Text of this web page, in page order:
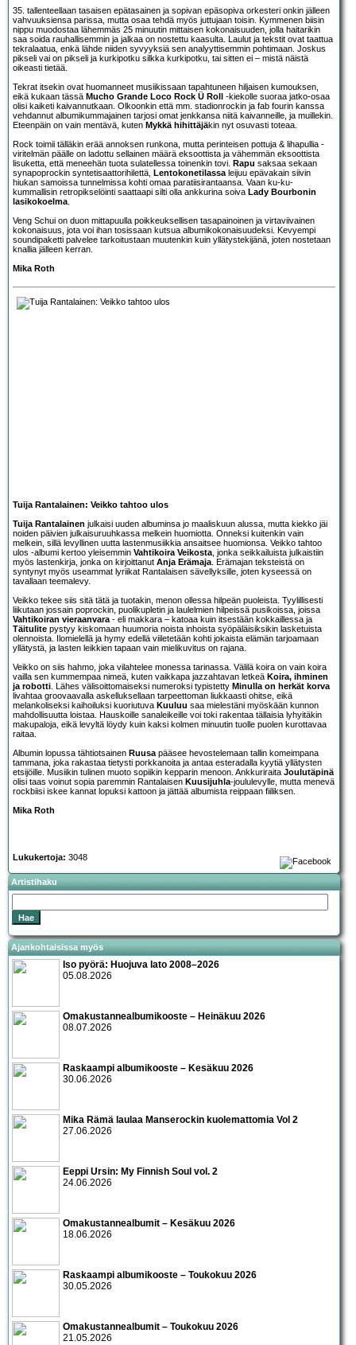
35. tallenteellaan tasaisen epätasainen ja sopivan epäsopiva orkesteri onkin jälleen
vahvuuksiensa parissa, mutta osaa tehdä myös juttujaan toisin. Kymmenen biisin
nippu muodostaa lähemmäs 25 minuutin mittaisen kokonaisuuden, jolla haitarikin
saa soida rauhallisemmin ja jalkaa on nostettu kaasulta. Laulut ja tekstit ovat taattua
tekralaatua, enkä lähde niiden syvyyksiä sen analyyttisemmin pohtimaan. Joskus
pikseli vai on pikseli ja kurkipotku silkka kurkipotku, tai sitten ei – mistä näistä
oikeasti tietää.
Tekrat itsekin ovat huomanneet musiikissaan tapahtuneen hiljaisen kumouksen,
eikä kukaan tässä Mucho Grande Loco Rock Ü Roll -kiekolle suoraa jatko-osaa
olisi kaiketi kaivannutkaan. Olkoonkin että mm. stadionrockin ja fab fourin kanssa
vehdannut albumikummajainen tarjosi omat jenkkansa niitä kaivanneille, ja muillekin.
Eteenpäin on vain mentävä, kuten Mykkä hihittäjäkin nyt osuvasti toteaa.
Rock toimii tälläkin erää annoksen runkona, mutta perinteisen pottuja & lihapullia -
viritelmän päälle on ladottu sellainen määrä eksoottista ja vähemmän eksoottista
lisuketta, että meneehän tuota sulatellessa toinenkin tovi. Rapu saksaa sekaan
synapoprockin syntetisaattorihilettä, Lentokonetilassa leijuu epävakain siivin
hiukan samoissa tunnelmissa kohti omaa paratiisirantaansa. Vaan ku-ku-
kummallisin retropikselöinti saattaapi silti olla ankkurina soiva Lady Bourbonin
lasikokoelma
Veng Schui on duon mittapuulla poikkeuksellisen tasapainoinen ja virtaviivainen
kokonaisuus, jota voi ihan tosissaan kutsua albumikokonaisuudeksi. Kevyempi
soundipaketti palvelee tarkoitustaan muutenkin kuin yllätystekijänä, joten nostetaan
knallia jälleen kerran.
Mika Roth
Tuija Rantalainen: Veikko tahtoo ulos
Tuija Rantalainen julkaisi uuden albuminsa jo maaliskuun alussa, mutta kiekko jäi
noiden päivien julkaisuruuhkassa melkein huomiotta. Onneksi kuitenkin vain
melkein, sillä levyllinen uutta lastenmusiikkia ansaitsee huomionsa. Veikko tahtoo
ulos -albumi kertoo yleisemmin Vahtikoira Veikosta , jonka seikkailuista julkaistiin
myös lastenkirja, jonka on kirjoittanut Anja Erämaja . Erämajan teksteistä on
syntynyt myös useammat lyriikat Rantalaisen sävellyksille, joten kyseessä on
tavallaan teemalevy.
Veikko tekee siis sitä tätä ja tuotakin, menon ollessa hilpeän puoleista. Tyylillisesti
liikutaan jossain poprockin, puolikupletin ja laulelmien hilpeissä pusikoissa, joissa
Vahtikoiran vieraanvara - eli makkara – katoaa kuin itsestään kokkaillessa ja
Täitulite pystyy kiskomaan huumoria noista inhoista syöpäläisiksikin lasketuista
olennoista. Ilomielellä ja hymy edellä viiletetään kohti jokaista elämän tarjoamaan
yllätystä, ja lasten leikkien tapaan vain mielikuvitus on rajana.
Veikko on siis hahmo, joka vilahtelee monessa tarinassa. Välilä koira on vain koira
vailla sen kummempaa nimeä, kuten vaikkapa jazzahtavan letkeä Koira, ihminen
ja robotti . Lähes välisoittomaiseksi numeroksi typistetty Minulla on herkät korva
livahtaa groovaavalla askelluksellaan tarpeettoman liukkaasti ohitse, eikä
melankoliseksi kaihoiluksi kuoriutuva Kuuluu saa mielestäni myöskään kunnon
mahdollisuutta loistaa. Hauskoille sanaleikeille voi toki rakentaa tällaisia lyhyitäkin
makupaloja, eikä levyltä löydy kuin kaksi kolmen minuutin tuolle puolen kurottavaa
raitaa.
Albumin lopussa tähtiotsainen Ruusa pääsee hevostelemaan tallin komeimpana
tammana, joka rakastaa tietysti porkkanoita ja antaa esteradalla kyytiä yllätysten
etsijöille. Musiikin tulinen muoto sopiikin kepparin menoon. Ankkuriraita Joulutäpinä
olisi taas voinut sopia paremmin Rantalaisen Kuusijuhla-joululevylle, mutta menevä
rockbiisi iskee kannat lopuksi kattoon ja jättää albumista reippaan fiiliksen.
Mika Roth
Lukukertoja: 3048
Artistihaku
Ajankohtaisissa myös
Iso pyörä: Huojuva lato 2008–2026
05.08.2026
Omakustannealbumikooste – Heinäkuu 2026
08.07.2026
Raskaampi albumikooste – Kesäkuu 2026
30.06.2026
Mika Rämä laulaa Manserockin kuolemattomia Vol 2
27.06.2026
Eeppi Ursin: My Finnish Soul vol. 2
24.06.2026
Omakustannealbumit – Kesäkuu 2026
18.06.2026
Raskaampi albumikooste – Toukokuu 2026
30.05.2026
Omakustannealbumit – Toukokuu 2026
21.05.2026